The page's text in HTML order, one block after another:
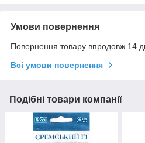
Умови повернення
Повернення товару впродовж 14
Всі умови повернення
Подібні товари компанії